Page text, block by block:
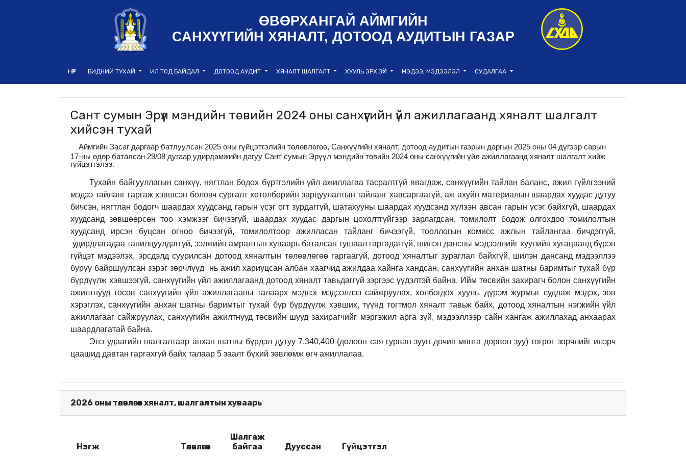
ӨВӨРХАНГАЙ АЙМГИЙН
САНХҮҮГИЙН ХЯНАЛТ, ДОТООД АУДИТЫН ГАЗАР
НҮҮР БИДНИЙ ТУХАЙ ИЛ ТОД БАЙДАЛ ДОТООД АУДИТ ХЯНАЛТ ШАЛГАЛТ ХУУЛЬ ЭРХ ЗҮЙ МЭДЭЭ, МЭДЭЭЛЭЛ СУДАЛГАА
Сант сумын Эрүүл мэндийн төвийн 2024 оны санхүүгийн үйл ажиллагаанд хяналт шалгалт
хийсэн тухай
Аймгийн Засаг даргаар батлуулсан 2025 оны гүйцэтгэлийн төлөвлөгөө, Санхүүгийн хяналт, дотоод аудитын газрын даргын 2025 оны 04 дүгээр сарын
17-ны өдөр баталсан 29/08 дугаар удирдамжийн дагуу Сант сумын Эрүүл мэндийн төвийн 2024 оны санхүүгийн үйл ажиллагаанд хяналт шалгалт хийж
гүйцэтгэлээ.
Тухайн байгууллагын санхүү, нягтлан бодох бүртгэлийн үйл ажиллагаа тасралтгүй явагдаж, санхүүгийн тайлан баланс, ажил гүйлгээний
мэдээ тайланг гаргаж хэвшсэн боловч сургалт хөтөлбөрийн зарцуулалтын тайланг хавсаргаагүй,аж ахуйн материалын шаардах хуудас дутуу
бичсэн, нягтлан бодогч шаардах хуудсанд гарын үсэг огт зурдаггүй, шатахууны шаардах хуудсанд хүлээн авсан гарын үсэг байхгүй, шаардах
хуудсандзөвшөөрсөн тоо хэмжээг бичээгүй, шаардах хуудас даргын цохолтгүйгээр зарлагдсан, томилолт бодож олгохдоо томилолтын
хуудсанд ирсэн буцсан огноо бичээгүй, томилолтоор ажилласан тайланг бичээгүй, тооллогын комисс ажлын тайлангаа бичдэггүй,
удирдлагадаа танилцуулдаггүй, ээлжийн амралтын хуваарь баталсан тушаал гаргадаггүй, шилэн дансны мэдээллийг хуулийн хугацаанд бүрэн
гүйцэт мэдээлэх, эрсдэлд суурилсан дотоод хяналтын төлөвлөгөө гаргаагүй, дотоод хяналтыг зураглал байхгүй, шилэн дансанд мэдээллээ
буруу байршуулсан зэрэг зөрчлүүд
нь ажил хариуцсан албан хаагчид ажилдаа хайнга хандсан, санхүүгийн анхан шатны баримтыг тухай бүр
бүрдүүлж хэвшээгүй, санхүүгийн үйл ажиллагаанд дотоод хяналт тавьдаггүйзэргээс үүдэлтэй байна. Ийм төсвийн захирагч болон санхүүгийн
ажилтнууд төсөв санхүүгийн үйл ажиллагааны талаарх мэдлэг мэдээллээ сайжруулах, холбогдох хууль, дүрэм журмыг судлаж мэдэх, зөв
хэрэглэх, санхүүгийн анхан шатны баримтыг тухай бүр бүрдүүлж хэвших, түүнд тогтмол хяналт тавьж байх, дотоод хяналтын нэгжийн үйл
ажиллагааг сайжруулах, санхүүгийн ажилтнууд төсвийн шууд захирагчийг мэргэжил арга зүй, мэдээллээр сайн хангаж ажиллахад анхаарах
шаардлагатай байна.
Энэ удаагийн шалгалтаар анхан шатны бүрдэл дутуу 7,340,400 (долоон сая гурван зуун дөчин мянга дөрвөн зуу) төгрөг зөрчлийг илэрч
цаашид давтан гаргахгүй байх талаар 5 заалт бүхий зөвлөмж өгч ажиллалаа.
2026 оны төлөвлөгөөт хяналт, шалгалтын хуваарь
Нэгж Төлөвлөгөөт
Шалгаж
байгаа
Дууссан Гүйцэтгэл